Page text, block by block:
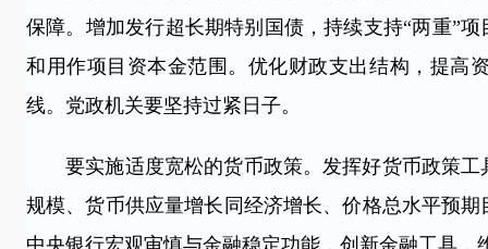
保障。增加发行超长期特别国债，持续支持“两重”
和用作项目资本金范围。优化财政支出结构，提高
线。党政机关要坚持过紧日子。
要实施适度宽松的货币政策。发挥好货币政策工
规模、货币供应量增长同经济增长、价格总水平预
中央银行宏观审慎与金融稳定功能，创新金融工具，